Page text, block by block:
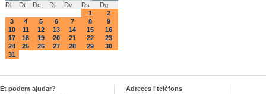
Dl
Dt Dc Dj Dv Ds
Dg
1
2
3
4 5 6 7 8
9
10
11 12 13 14 15
16
17
18 19 20 21 22
23
24
25 26 27 28 29
30
31
Et podem ajudar?
Adreces i telèfons